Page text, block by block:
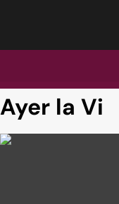
Ayer la Vi